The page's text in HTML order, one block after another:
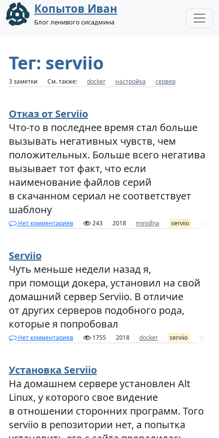
Копытов Иван
Блог ленивого сисадмина
Тег: serviio
3 заметки См. также: docker настройка сервер
Отказ от Serviio
Что-то в последнее время стал больше
вызывать негативных чувств, чем
положительных. Больше всего негатива
вызывает тот факт, что если
наименование файлов серий
в скачанном сериал не соответствует
шаблону
Нет комментариев 243 2018 minidlna serviio
Serviio
Чуть меньше недели назад я,
при помощи докера, установил на свой
домашний сервер Serviio. В отличие
от других серверов подобного рода,
которые я попробовал
Нет комментариев 1755 2018 docker serviio
Установка Serviio
На домашнем сервере установлен Alt
Linux, у которого свое видение
в отношении сторонних программ. Того
serviio в репозитории нет, а попытка